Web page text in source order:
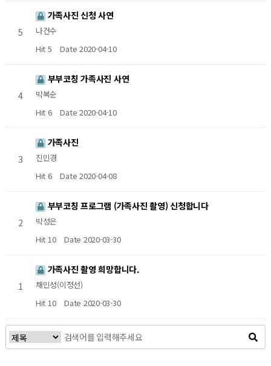
5
가족사진 신청 사연
나건수
Hit 5
Date 2020-04-10
4
부부코칭 가족사진 사연
박복순
Hit 6
Date 2020-04-10
3
가족사진
진민경
Hit 6
Date 2020-04-08
2
부부코칭 프로그램 (가족사진 촬영) 신청합니다
박성은
Hit 10
Date 2020-03-30
1
가족사진 촬영 희망합니다.
채민성(이정선)
Hit 10
Date 2020-03-30